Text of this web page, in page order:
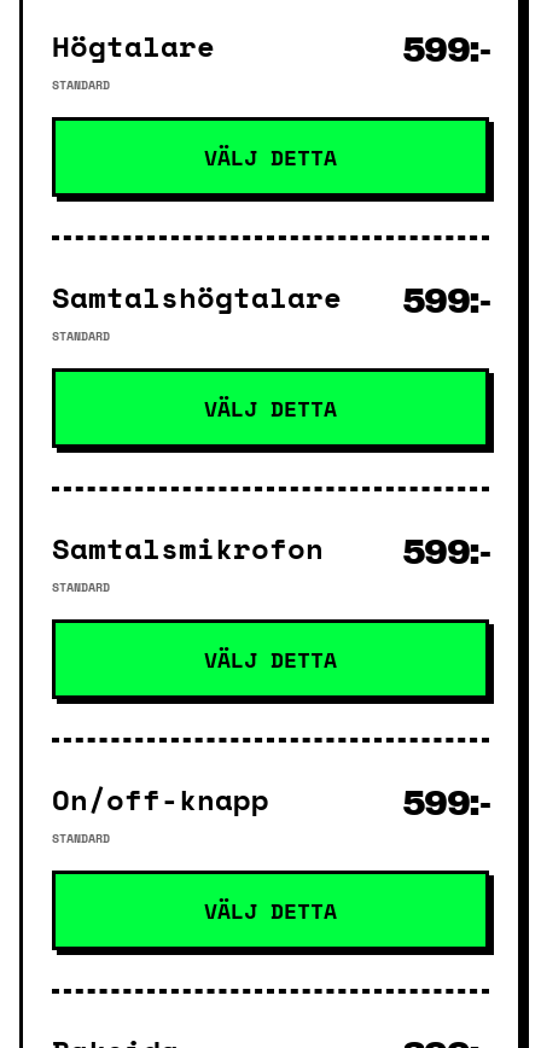
Högtalare
STANDARD
599:-
VÄLJ DETTA
Samtalshögtalare
STANDARD
599:-
VÄLJ DETTA
Samtalsmikrofon
STANDARD
599:-
VÄLJ DETTA
On/off-knapp
STANDARD
599:-
VÄLJ DETTA